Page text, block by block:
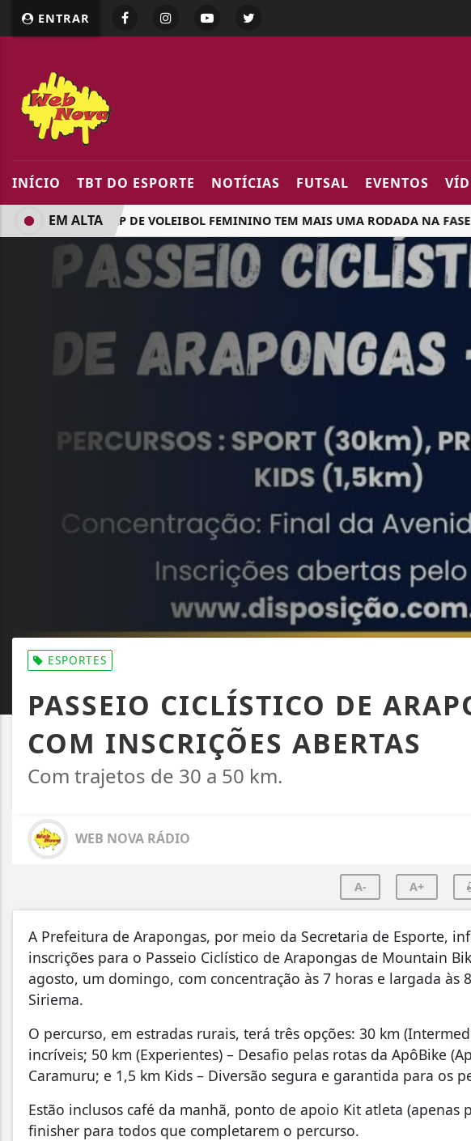
google.com, pub-5218898159836688, DIRECT, f08c47fec0942fa0
ENTRAR
INÍCIO TBT DO ESPORTE NOTÍCIAS FUTSAL EVENTOS
COPA AVOAP DE VOLEIBOL FEMININO TEM MAIS UMA RODADA NA FASE
EM ALTA
ESPORTES
PASSEIO CICLÍSTICO DE
COM INSCRIÇÕES ABERTAS
Com trajetos de 30 a 50 km.
WEB NOVA RÁDIO
A- A+
A Prefeitura de Arapongas, por meio da Secretaria de Esporte,
inscrições para o Passeio Ciclístico de Arapongas de Mountain
agosto, um domingo, com concentração às 7 horas e largada às
Siriema.
O percurso, em estradas rurais, terá três opções: 30 km
incríveis; 50 km (Experientes) – Desafio pelas rotas da ApôBike
Caramuru; e 1,5 km Kids – Diversão segura e garantida para os
Estão inclusos café da manhã, ponto de apoio Kit atleta (apenas
finisher para todos que completarem o percurso.